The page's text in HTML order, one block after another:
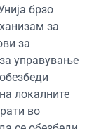
брзо
за
за
управување
локалните
во